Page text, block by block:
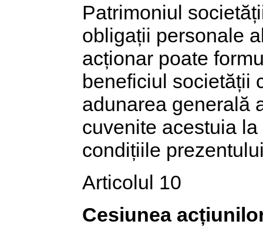
Patrimoniul
obligații personale
acționar poate
beneficiul societății
adunarea generală
cuvenite acestuia
condițiile
Articolul 10
Cesiunea